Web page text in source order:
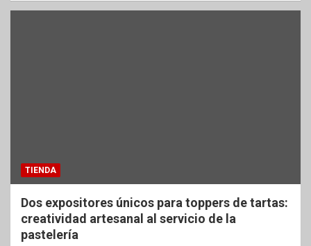
TIENDA
Dos expositores únicos para toppers de tartas:
creatividad artesanal al servicio de la
pastelería